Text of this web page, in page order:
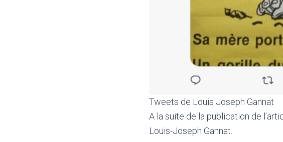
Tweets de Louis Joseph Gannat
A la suite de la publication de
Louis-Joseph Gannat.